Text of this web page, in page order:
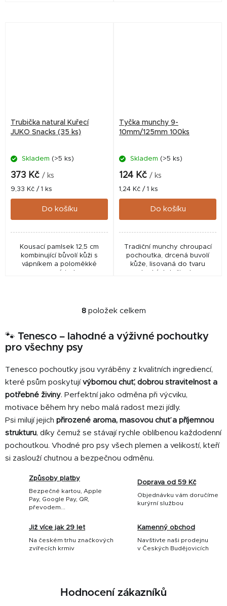
Trubička natural Kuřecí
JUKO Snacks (35 ks)
Skladem (>5 ks)
373 Kč / ks
Měrná
cena:
9,33 Kč / 1 ks
Do košíku
Kousací pamlsek 12,5 cm
kombinující bůvolí kůži s
vápníkem a poloměkké
masové jerky.
Tyčka munchy 9-
10mm/125mm 100ks
Skladem (>5 ks)
124 Kč / ks
Měrná
cena:
1,24 Kč / 1 ks
Do košíku
Tradiční munchy chroupací
pochoutka, drcená buvolí
kůže, lisovaná do tvaru
tenkých tyčinek.
O
l
a
c
í
p
r
v
k
y
v
8položek celkem
🐾 Tenesco – lahodné a výživné pochoutky
pro všechny psy
Tenesco pochoutky jsou vyráběny z kvalitních ingrediencí,
které psům poskytují výbornou chuť, dobrou stravitelnost a
potřebné živiny. Perfektní jako odměna při výcviku,
motivace během hry nebo malá radost mezi jídly.
Psi milují jejich přirozené aroma, masovou chuť a příjemnou
strukturu, díky čemuž se stávají rychle oblíbenou každodenní
pochoutkou. Vhodné pro psy všech plemen a velikostí, kteří
si zaslouží chutnou a bezpečnou odměnu.
Způsoby platby
Bezpečné kartou, Apple
Pay, Google Pay, QR,
převodem...
Doprava od 59 Kč
Objednávku vám doručíme
kurýrní službou
Již více jak 29 let
Na českém trhu značkových
zvířecích krmiv
Kamenný obchod
Navštivte naši prodejnu
v Českých Budějovicích
Hodnocení zákazníků